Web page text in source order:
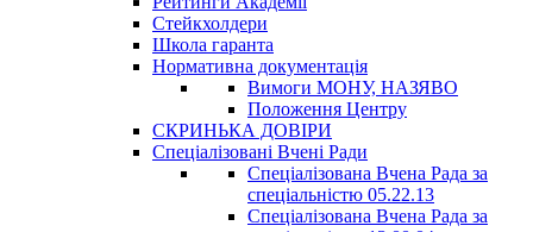
Стейкхолдери
Школа гаранта
Нормативна документація
Вимоги МОНУ, НАЗЯВО
Положення Центру
СКРИНЬКА ДОВІРИ
Спеціалізовані Вчені Ради
Спеціалізована Вчена Рада за
спеціальністю 05.22.13
Спеціалізована Вчена Рада за